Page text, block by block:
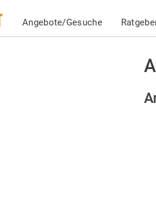
Angebote/Gesuche